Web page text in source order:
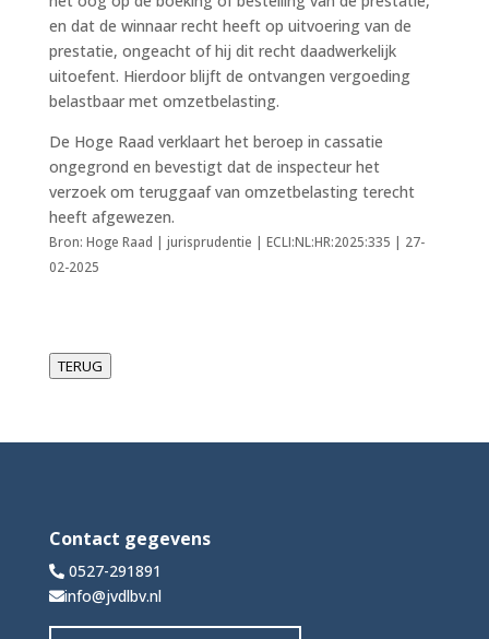
en dat de winnaar recht heeft op uitvoering van de
prestatie, ongeacht of hij dit recht daadwerkelijk
uitoefent. Hierdoor blijft de ontvangen vergoeding
belastbaar met omzetbelasting.
De Hoge Raad verklaart het beroep in cassatie
ongegrond en bevestigt dat de inspecteur het
verzoek om teruggaaf van omzetbelasting terecht
heeft afgewezen.
Bron: Hoge Raad | jurisprudentie | ECLI:NL:HR:2025:335 | 27-
02-2025
TERUG
Contact gegevens
0527-291891
info@jvdlbv.nl